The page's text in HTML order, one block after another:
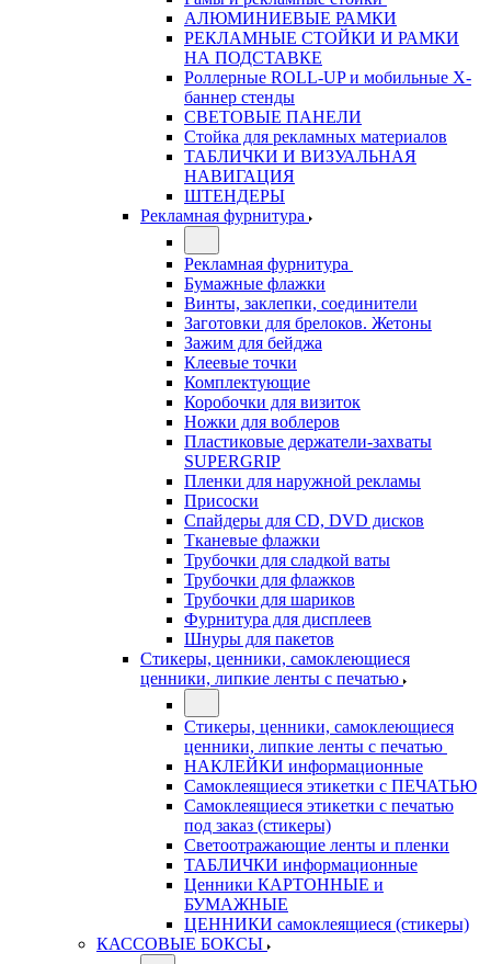
АЛЮМИНИЕВЫЕ РАМКИ
РЕКЛАМНЫЕ СТОЙКИ И РАМКИ
НА ПОДСТАВКЕ
Роллерные ROLL-UP и мобильные X-
баннер стенды
СВЕТОВЫЕ ПАНЕЛИ
Стойка для рекламных материалов
ТАБЛИЧКИ И ВИЗУАЛЬНАЯ
НАВИГАЦИЯ
ШТЕНДЕРЫ
Рекламная фурнитура
Рекламная фурнитура
Бумажные флажки
Винты, заклепки, соединители
Заготовки для брелоков. Жетоны
Зажим для бейджа
Клеевые точки
Комплектующие
Коробочки для визиток
Ножки для воблеров
Пластиковые держатели-захваты
SUPERGRIP
Пленки для наружной рекламы
Присоски
Спайдеры для CD, DVD дисков
Тканевые флажки
Трубочки для сладкой ваты
Трубочки для флажков
Трубочки для шариков
Фурнитура для дисплеев
Шнуры для пакетов
Стикеры, ценники, самоклеющиеся
ценники, липкие ленты с печатью
Стикеры, ценники, самоклеющиеся
ценники, липкие ленты с печатью
НАКЛЕЙКИ информационные
Самоклеящиеся этикетки с ПЕЧАТЬЮ
Самоклеящиеся этикетки с печатью
под заказ (стикеры)
Светоотражающие ленты и пленки
ТАБЛИЧКИ информационные
Ценники КАРТОННЫЕ и
БУМАЖНЫЕ
ЦЕННИКИ самоклеящиеся (стикеры)
КАССОВЫЕ БОКСЫ